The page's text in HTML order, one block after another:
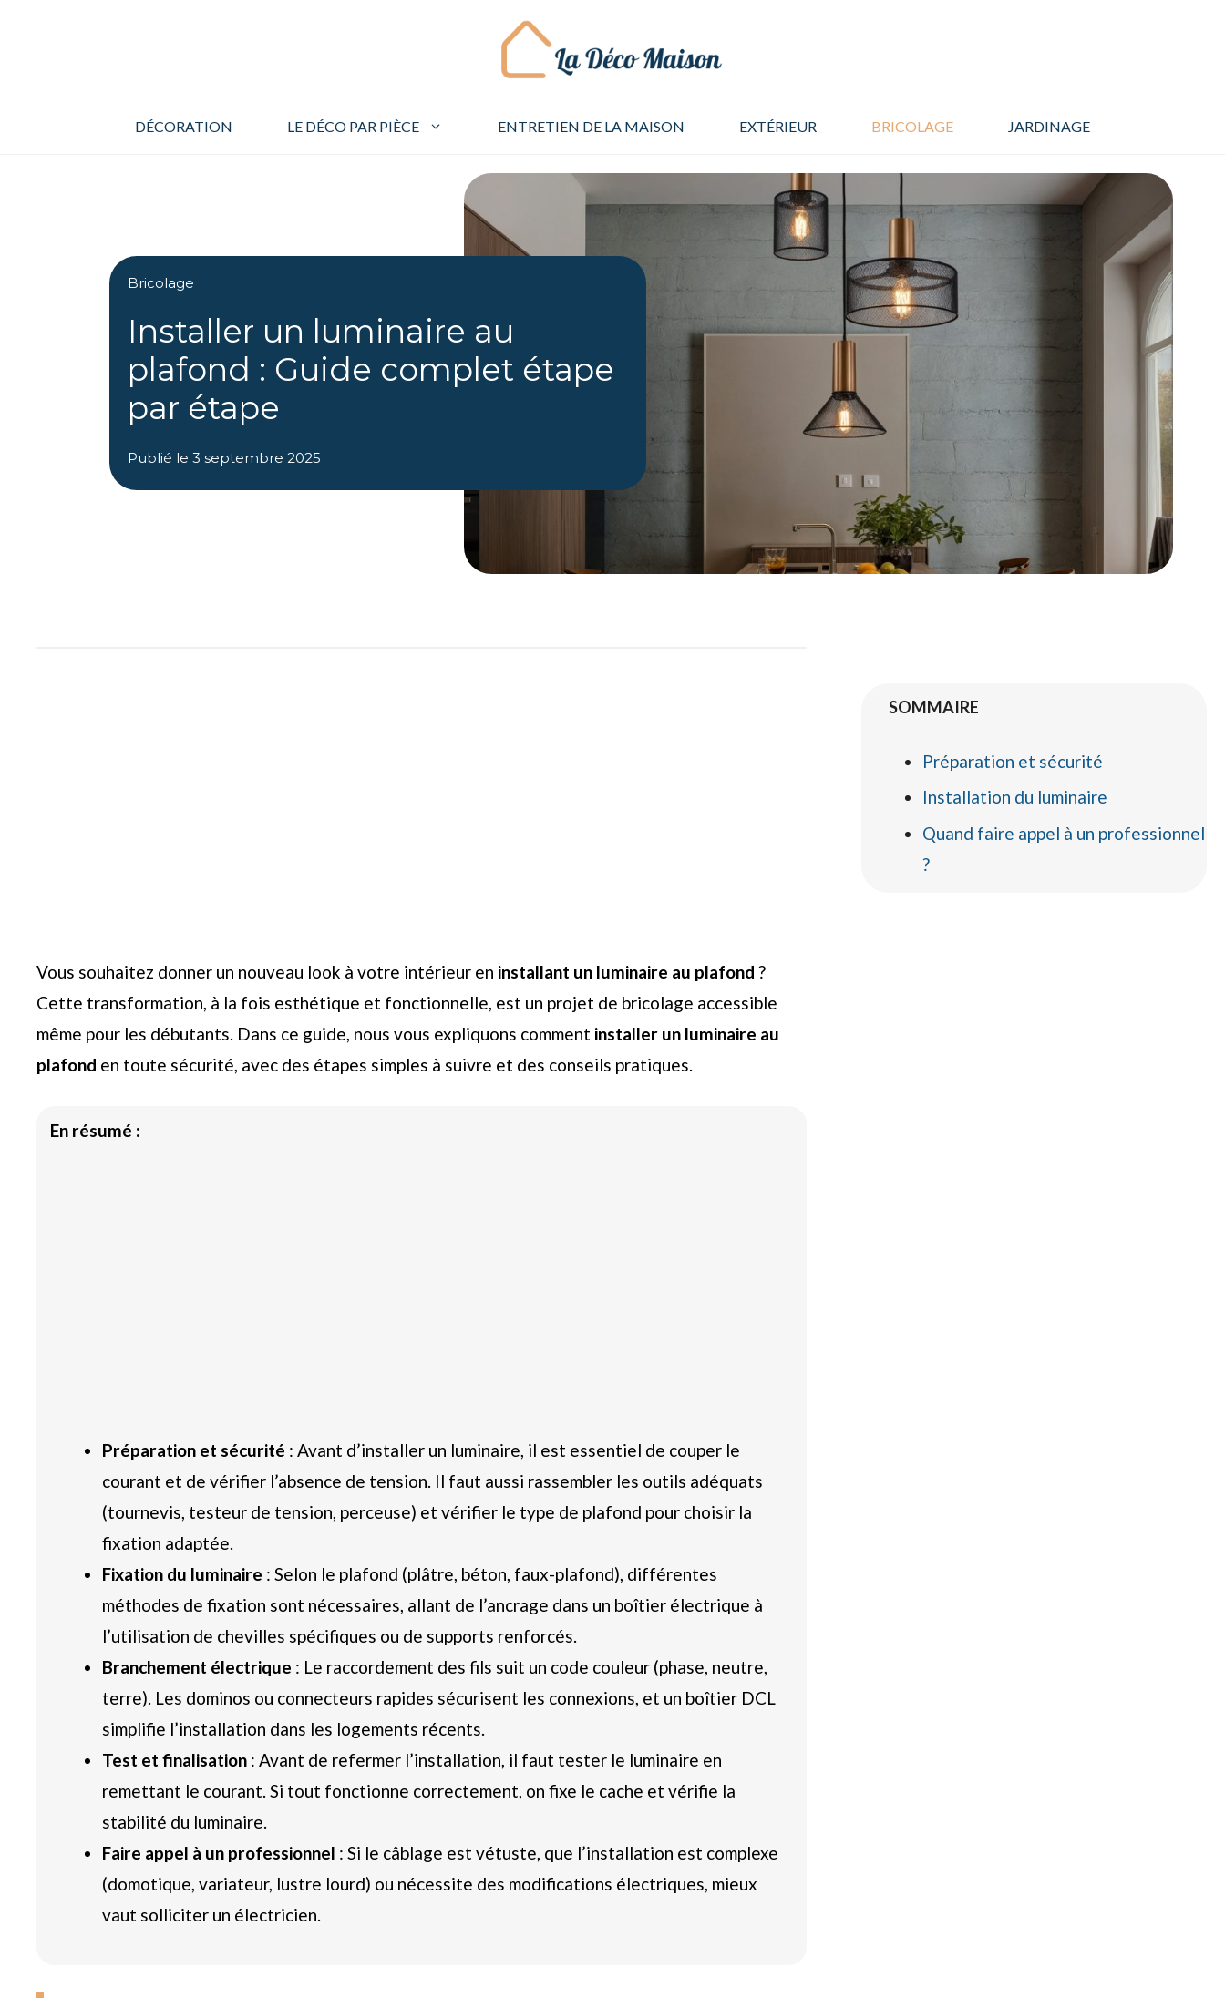
DÉCORATION LE DÉCO PAR PIÈCE ENTRETIEN DE LA MAISON EXTÉRIEUR BRICOLAGE JARDINAGE
Bricolage
Installer un luminaire au
plafond : Guide complet étape
par étape
Publié le 3 septembre 2025
Vous souhaitez donner un nouveau look à votre intérieur en installant un luminaire au plafond ?
Cette transformation, à la fois esthétique et fonctionnelle, est un projet de bricolage accessible
même pour les débutants. Dans ce guide, nous vous expliquons comment installer un luminaire au
plafond en toute sécurité, avec des étapes simples à suivre et des conseils pratiques.
En résumé :
Préparation et sécurité : Avant d’installer un luminaire, il est essentiel de couper le
courant et de vérifier l’absence de tension. Il faut aussi rassembler les outils adéquats
(tournevis, testeur de tension, perceuse) et vérifier le type de plafond pour choisir la
fixation adaptée.
Fixation du luminaire : Selon le plafond (plâtre, béton, faux-plafond), différentes
méthodes de fixation sont nécessaires, allant de l’ancrage dans un boîtier électrique à
l’utilisation de chevilles spécifiques ou de supports renforcés.
Branchement électrique : Le raccordement des fils suit un code couleur (phase, neutre,
terre). Les dominos ou connecteurs rapides sécurisent les connexions, et un boîtier DCL
simplifie l’installation dans les logements récents.
Test et finalisation : Avant de refermer l’installation, il faut tester le luminaire en
remettant le courant. Si tout fonctionne correctement, on fixe le cache et vérifie la
stabilité du luminaire.
Faire appel à un professionnel : Si le câblage est vétuste, que l’installation est complexe
(domotique, variateur, lustre lourd) ou nécessite des modifications électriques, mieux
vaut solliciter un électricien.
SOMMAIRE
Préparation et sécurité
Installation du luminaire
Quand faire appel à un professionnel
?